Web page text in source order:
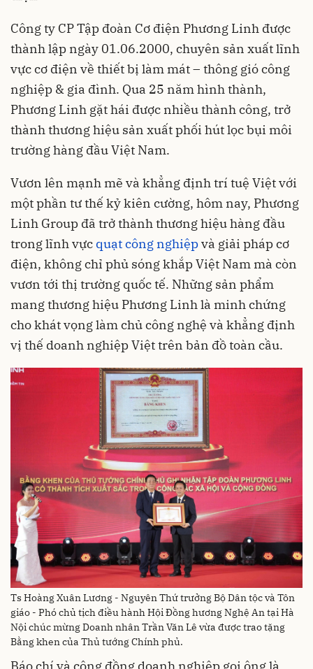
Công ty CP Tập đoàn Cơ điện Phương Linh được
thành lập ngày 01.06.2000, chuyên sản xuất lĩnh
vực cơ điện về thiết bị làm mát – thông gió công
nghiệp & gia đình. Qua 25 năm hình thành,
Phương Linh gặt hái được nhiều thành công, trở
thành thương hiệu sản xuất phối hút lọc bụi môi
trường hàng đầu Việt Nam.
Vươn lên mạnh mẽ và khẳng định trí tuệ Việt với
một phần tư thế kỷ kiên cường, hôm nay, Phương
Linh Group đã trở thành thương hiệu hàng đầu
trong lĩnh vực quạt công nghiệpvà giải pháp cơ
điện, không chỉ phủ sóng khắp Việt Nam mà còn
vươn tới thị trường quốc tế. Những sản phẩm
mang thương hiệu Phương Linh là minh chứng
cho khát vọng làm chủ công nghệ và khẳng định
vị thế doanh nghiệp Việt trên bản đồ toàn cầu.
Ts Hoàng Xuân Lương - Nguyên Thứ trưởng Bộ Dân tộc và Tôn
giáo - Phó chủ tịch điều hành Hội Đồng hương Nghệ An tại Hà
Nội chúc mừng Doanh nhân Trần Văn Lê vừa được trao tặng
Bằng khen của Thủ tướng Chính phủ.
Báo chí và cộng đồng doanh nghiệp gọi ông là